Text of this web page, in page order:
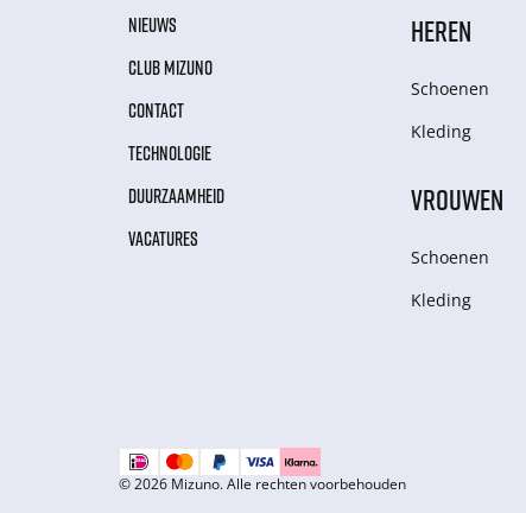
NIEUWS
CLUB MIZUNO
CONTACT
TECHNOLOGIE
DUURZAAMHEID
VACATURES
HEREN
Schoenen
Kleding
VROUWEN
Schoenen
Kleding
© 2026 Mizuno. Alle rechten voorbehouden